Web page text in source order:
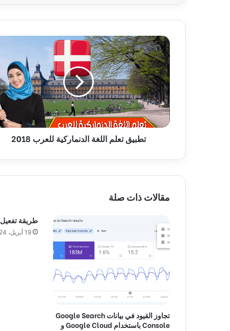
ت
ط
ب
ي
ق
ت
ع
ل
م
ل
ل
ن
م
ا
ي
ع
تطبيق تعلم اللغة الدنماركية للعرب 2018
مقالات ذات صلة
تجاوز القيود في بيانات Google Search
Console باستخدام Google Cloud و
طريقة تفعيل imagick في whm
19 أبريل، 2024